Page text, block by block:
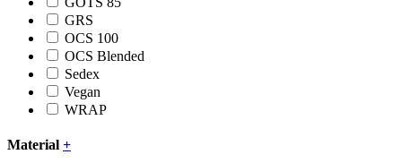
GRS
OCS 100
OCS Blended
Sedex
Vegan
WRAP
Material +